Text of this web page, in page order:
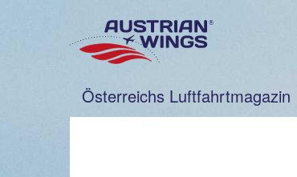
Österreichs Luftfahrtmagazin